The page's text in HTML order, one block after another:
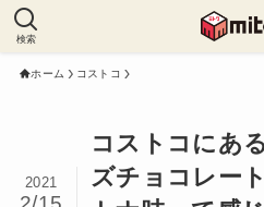
検索
ホーム コストコ
コストコにあ
ズチョコレー
2021